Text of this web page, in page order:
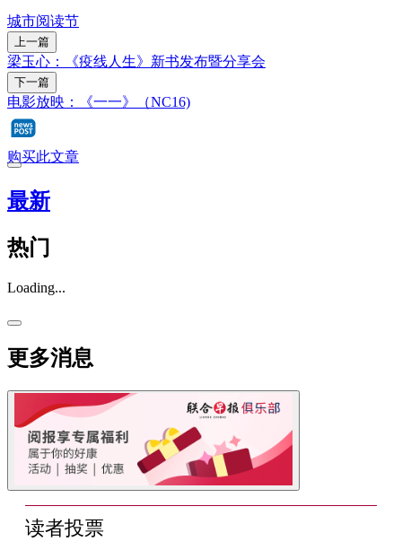
城市阅读节
上一篇
梁玉心：《疫线人生》新书发布暨分享会
下一篇
电影放映：《一一》（NC16)
购买此文章
最新
热门
Loading...
更多消息